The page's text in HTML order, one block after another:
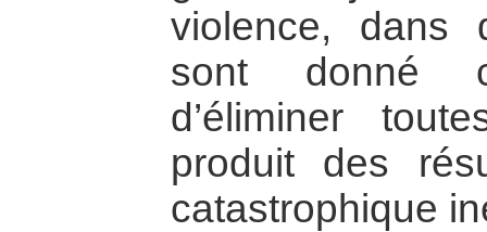
violence, dans
sont donné
d’éliminer
produit des
catastrophique